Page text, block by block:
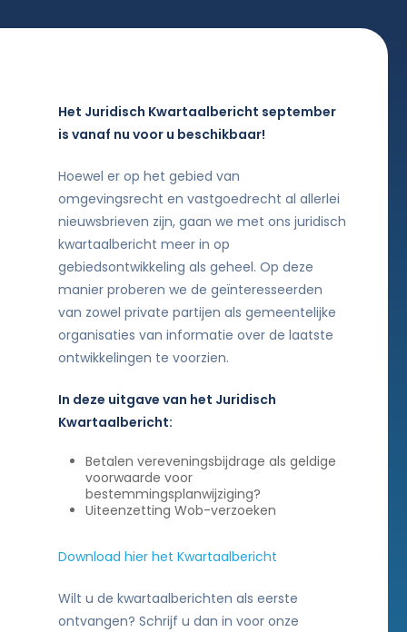
Het Juridisch Kwartaalbericht september
is vanaf nu voor u beschikbaar!
Hoewel er op het gebied van
omgevingsrecht en vastgoedrecht al allerlei
nieuwsbrieven zijn, gaan we met ons juridisch
kwartaalbericht meer in op
gebiedsontwikkeling als geheel. Op deze
manier proberen we de geïnteresseerden
van zowel private partijen als gemeentelijke
organisaties van informatie over de laatste
ontwikkelingen te voorzien.
In deze uitgave van het Juridisch
Kwartaalbericht:
Betalen vereveningsbijdrage als geldige
voorwaarde voor
bestemmingsplanwijziging?
Uiteenzetting Wob-verzoeken
Download hier het Kwartaalbericht
Wilt u de kwartaalberichten als eerste
ontvangen? Schrijf u dan in voor onze